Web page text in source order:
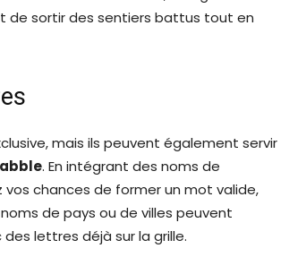
de sortir des sentiers battus tout en
mais ils peuvent également servir
. En intégrant des noms de
vos chances de former un mot valide,
de pays ou de villes peuvent
lettres déjà sur la grille.